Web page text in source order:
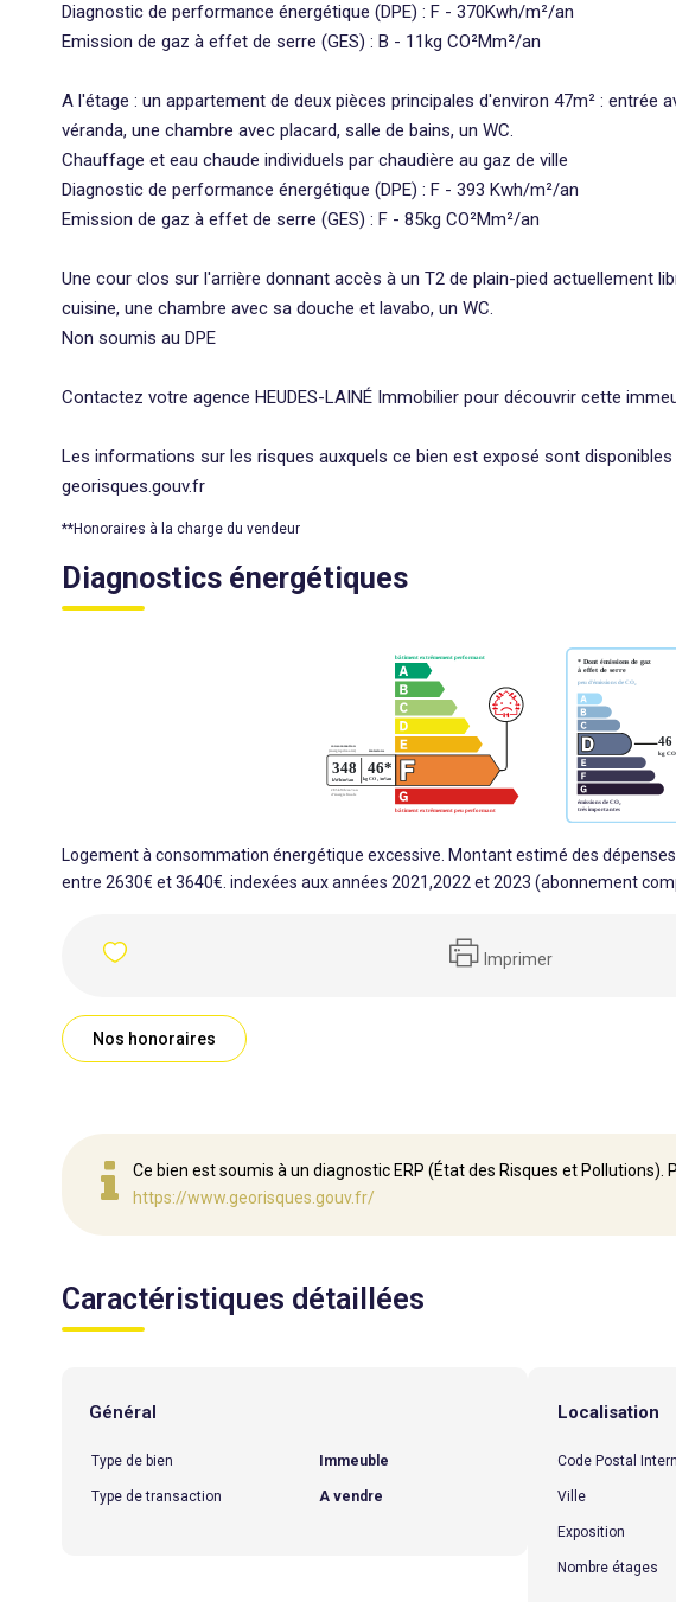
Diagnostic de performance énergétique (DPE) : F - 370Kwh/m²/an
Emission de gaz à effet de serre (GES) : B - 11kg CO²Mm²/an
A l'étage : un appartement de deux pièces principales d'environ 47m² : entrée
véranda, une chambre avec placard, salle de bains, un WC.
Chauffage et eau chaude individuels par chaudière au gaz de ville
Diagnostic de performance énergétique (DPE) : F - 393 Kwh/m²/an
Emission de gaz à effet de serre (GES) : F - 85kg CO²Mm²/an
Une cour clos sur l'arrière donnant accès à un T2 de plain-pied actuellement
cuisine, une chambre avec sa douche et lavabo, un WC.
Non soumis au DPE
Contactez votre agence HEUDES-LAINÉ Immobilier pour découvrir cette
Les informations sur les risques auxquels ce bien est exposé sont
georisques.gouv.fr
**Honoraires à la charge du vendeur
Diagnostics énergétiques
Logement à consommation énergétique excessive. Montant estimé des
entre 2630€ et 3640€. indexées aux années 2021,2022 et 2023 (abonnement
Imprimer
Nos honoraires
Ce bien est soumis à un diagnostic ERP (État des Risques et Pollutions).
https://www.georisques.gouv.fr/
Caractéristiques détaillées
Général
Type de bien Immeuble
Type de transaction A vendre
Localisation
Code Postal
Ville
Exposition
Nombre étages